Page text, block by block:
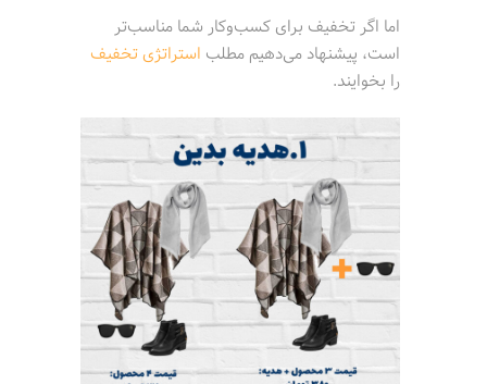
اما اگر تخفیف برای کسب‌وکار شما مناسب‌تر
است، پیشنهاد می‌دهیم مطلب استراتژی تخفیف
را بخوایند.